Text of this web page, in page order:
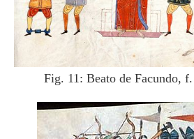
Fig. 11: Beato de Facundo,